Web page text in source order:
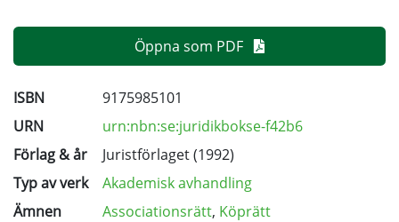
Öppna som PDF
ISBN
9175985101
URN
urn:nbn:se:juridikbokse-f42b6
Förlag & år
Juristförlaget (1992)
Typ av verk
Akademisk avhandling
Ämnen
Associationsrätt, Köprätt